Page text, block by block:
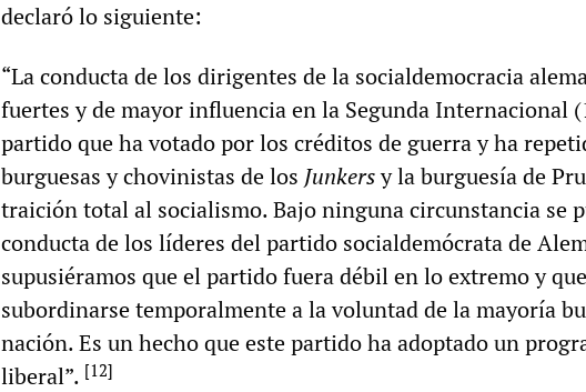
declaró lo siguiente:
“La conducta de los dirigentes de la socialdemocracia
fuertes y de mayor influencia en la Segunda Internacional
partido que ha votado por los créditos de guerra y ha
burguesas y chovinistas de los Junkersy la burguesía de
traición total al socialismo. Bajo ninguna circunstancia se
conducta de los líderes del partido socialdemócrata de
supusiéramos que el partido fuera débil en lo extremo y
subordinarse temporalmente a la voluntad de la mayoría
nación. Es un hecho que este partido ha adoptado un
liberal”. [12]